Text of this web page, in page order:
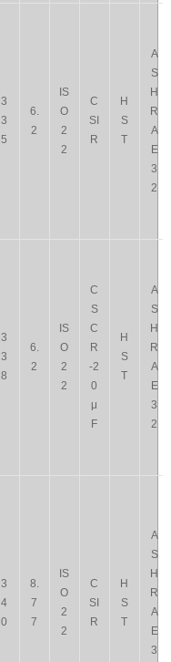
3
3
5
6.
2
IS
O
2
2
C
SI
R
H
S
T
A
S
H
R
A
E
3
2
3
3
8
6.
2
IS
O
2
2
C
S
C
R
-2
0
μ
F
H
S
T
A
S
H
R
A
E
3
2
3
4
0
8.
7
7
IS
O
2
2
C
SI
R
H
S
T
A
S
H
R
A
E
3